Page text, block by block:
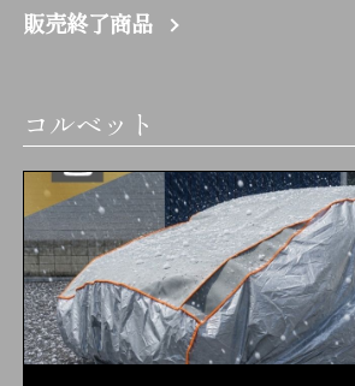
販売終了商品
コルベット